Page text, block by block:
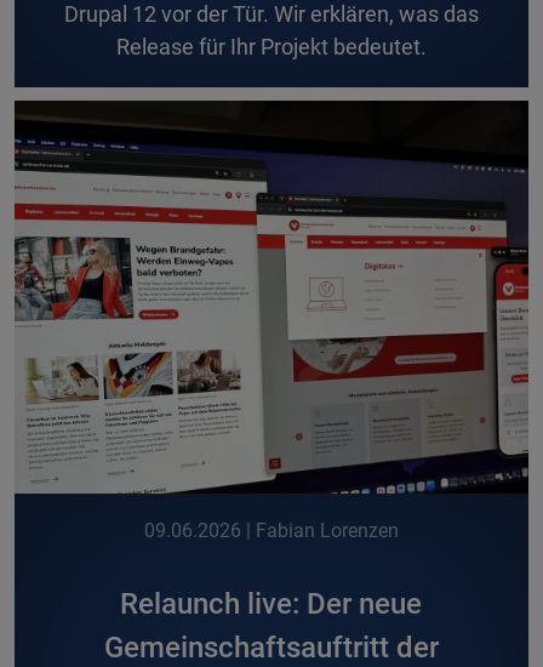
Drupal 12 vor der Tür. Wir erklären, was das
Release für Ihr Projekt bedeutet.
09.06.2026 | Fabian Lorenzen
Relaunch live: Der neue
Gemeinschaftsauftritt der